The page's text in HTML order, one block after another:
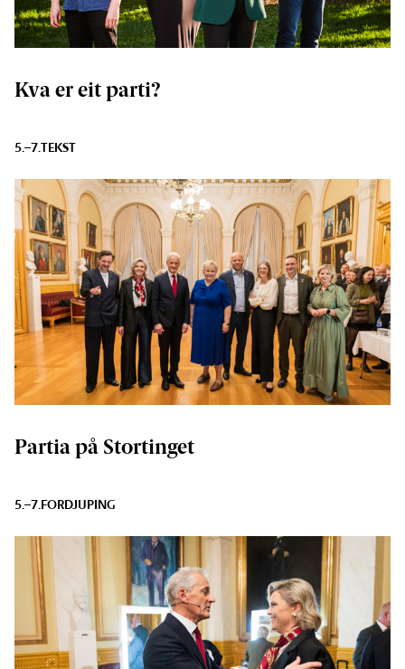
Kva er eit parti?
5.–7.TEKST
Partia på Stortinget
5.–7.FORDJUPING